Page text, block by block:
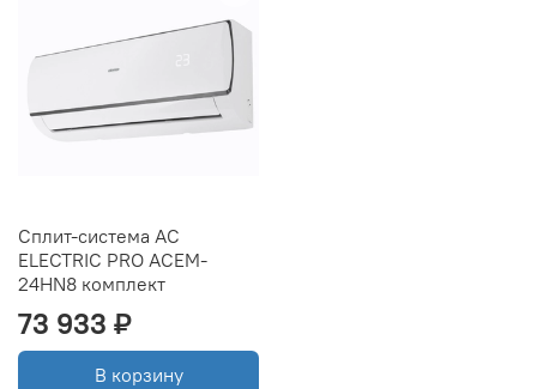
Сплит-система AC
ELECTRIC PRO ACEM-
24HN8 комплект
73 933 ₽
В корзину